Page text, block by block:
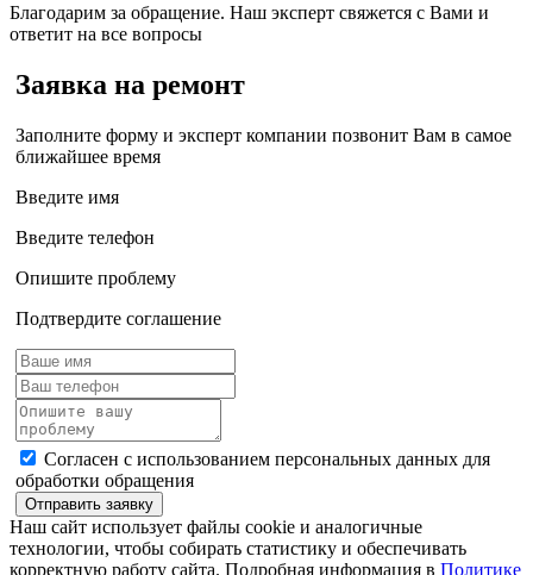
Благодарим за обращение. Наш эксперт свяжется с Вами и
ответит на все вопросы
Заявка на ремонт
Заполните форму и эксперт компании позвонит Вам в самое
ближайшее время
Введите имя
Введите телефон
Опишите проблему
Подтвердите соглашение
Согласен с использованием персональных данных для
обработки обращения
Отправить заявку
Наш сайт использует файлы cookie и аналогичные
технологии, чтобы собирать статистику и обеспечивать
корректную работу сайта. Подробная информация в Политике